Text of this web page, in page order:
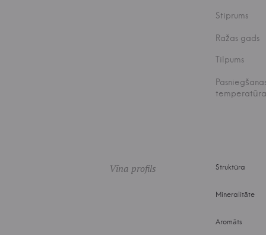
Stiprums
Ražas gads
Tilpums
temperatūra
Vīna profils Struktūra
Mineralitāte
Aromāts